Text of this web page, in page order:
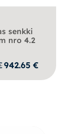
senkki
nro 4.2
942.65 €